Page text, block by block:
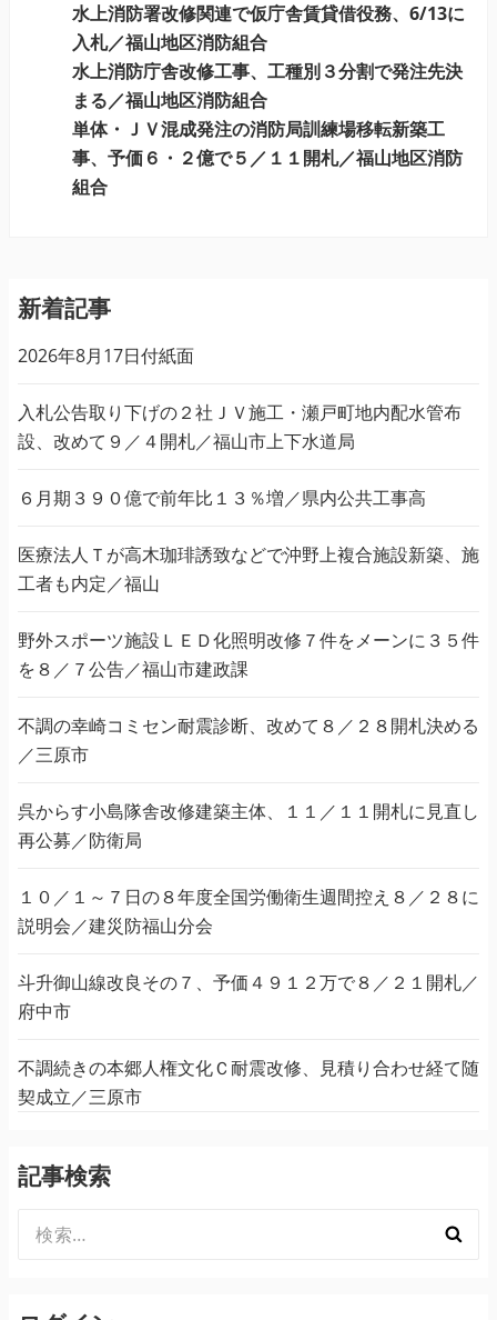
水上消防署改修関連で仮庁舎賃貸借役務、6/13に
入札／福山地区消防組合
水上消防庁舎改修工事、工種別３分割で発注先決
まる／福山地区消防組合
単体・ＪＶ混成発注の消防局訓練場移転新築工
事、予価６・２億で５／１１開札／福山地区消防
組合
新着記事
2026年8月17日付紙面
入札公告取り下げの２社ＪＶ施工・瀬戸町地内配水管布
設、改めて９／４開札／福山市上下水道局
６月期３９０億で前年比１３％増／県内公共工事高
医療法人Ｔが高木珈琲誘致などで沖野上複合施設新築、施
工者も内定／福山
野外スポーツ施設ＬＥＤ化照明改修７件をメーンに３５件
を８／７公告／福山市建政課
不調の幸崎コミセン耐震診断、改めて８／２８開札決める
／三原市
呉からす小島隊舎改修建築主体、１１／１１開札に見直し
再公募／防衛局
１０／１～７日の８年度全国労働衛生週間控え８／２８に
説明会／建災防福山分会
斗升御山線改良その７、予価４９１２万で８／２１開札／
府中市
不調続きの本郷人権文化Ｃ耐震改修、見積り合わせ経て随
契成立／三原市
記事検索
索: